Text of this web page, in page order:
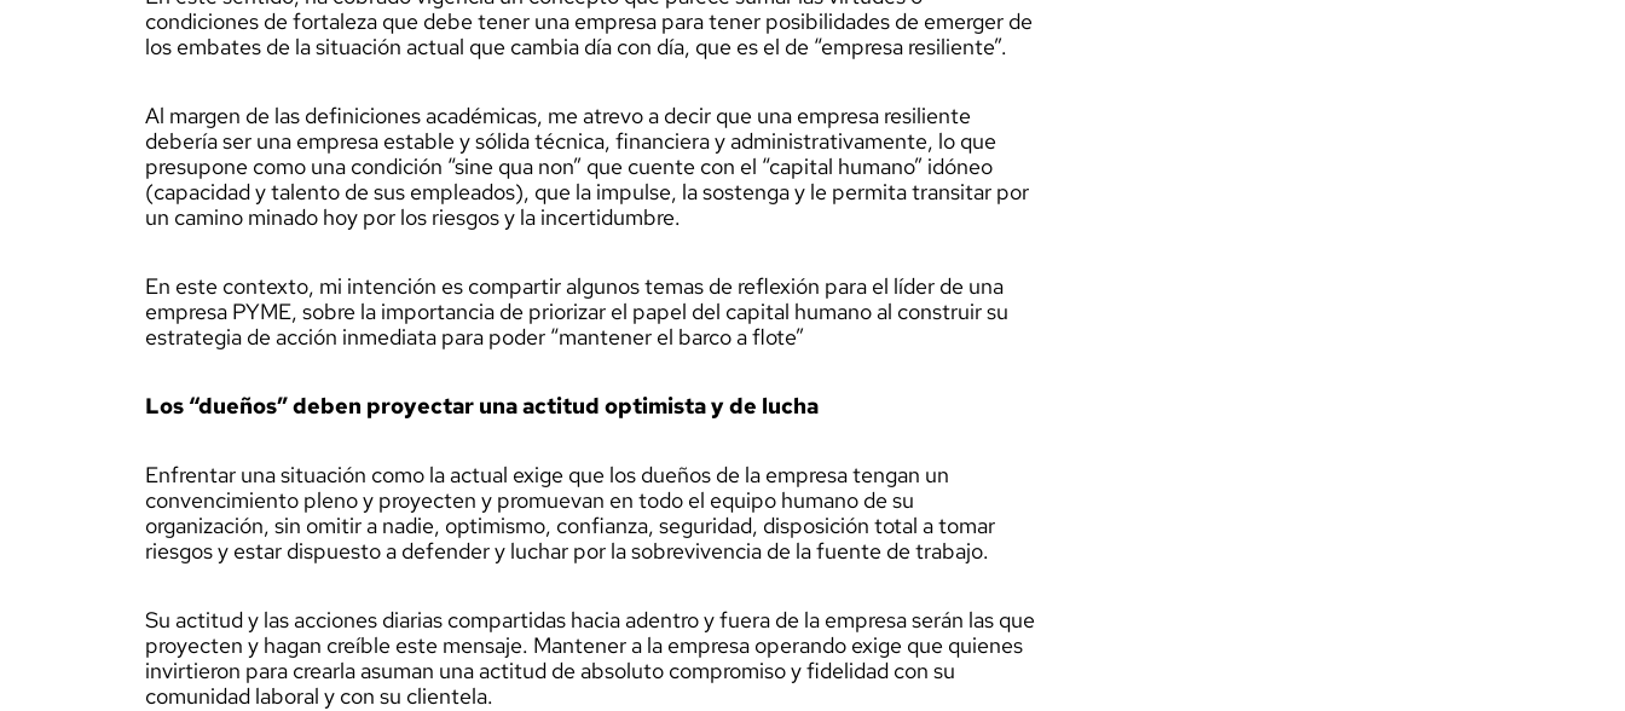
condiciones de fortaleza que debe tener una empresa para tener posibilidades de emerger de
los embates de la situación actual que cambia día con día, que es el de “empresa resiliente”.
Al margen de las definiciones académicas, me atrevo a decir que una empresa resiliente
debería ser una empresa estable y sólida técnica, financiera y administrativamente, lo que
presupone como una condición “sine qua non” que cuente con el “capital humano” idóneo
(capacidad y talento de sus empleados), que la impulse, la sostenga y le permita transitar por
un camino minado hoy por los riesgos y la incertidumbre.
En este contexto, mi intención es compartir algunos temas de reflexión para el líder de una
empresa PYME, sobre la importancia de priorizar el papel del capital humano al construir su
estrategia de acción inmediata para poder “mantener el barco a flote”
Los “dueños” deben proyectar una actitud optimista y de lucha
Enfrentar una situación como la actual exige que los dueños de la empresa tengan un
convencimiento pleno y proyecten y promuevan en todo el equipo humano de su
organización, sin omitir a nadie, optimismo, confianza, seguridad, disposición total a tomar
riesgos y estar dispuesto a defender y luchar por la sobrevivencia de la fuente de trabajo.
Su actitud y las acciones diarias compartidas hacia adentro y fuera de la empresa serán las que
proyecten y hagan creíble este mensaje. Mantener a la empresa operando exige que quienes
invirtieron para crearla asuman una actitud de absoluto compromiso y fidelidad con su
comunidad laboral y con su clientela.